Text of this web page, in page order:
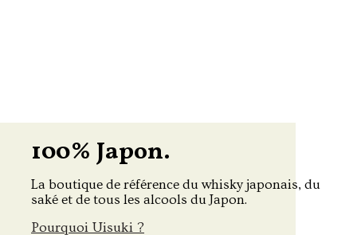
100% Japon.
La boutique de référence du whisky japonais, du
saké et de tous les alcools du Japon.
Pourquoi Uisuki ?